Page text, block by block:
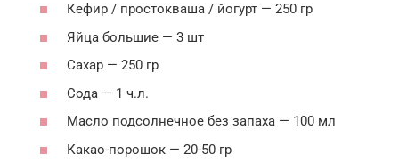
Кефир / простокваша / йогурт — 250 гр
Яйца большие — 3 шт
Сахар — 250 гр
Сода — 1 ч.л.
Масло подсолнечное без запаха — 100 мл
Какао-порошок — 20-50 гр